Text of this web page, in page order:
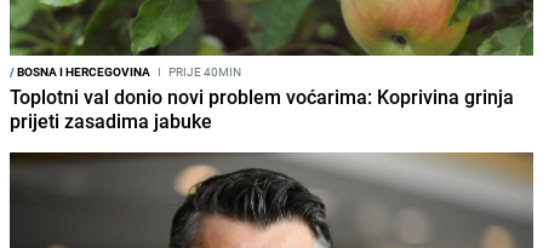
/BOSNA I HERCEGOVINA I PRIJE 40MIN
Toplotni val donio novi problem voćarima: Koprivina grinja
prijeti zasadima jabuke